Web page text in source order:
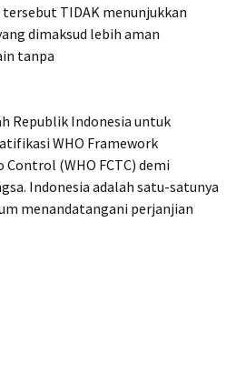
TIDAK menunjukkan
dimaksud lebih aman
tanpa
Republik Indonesia untuk
WHO Framework
(WHO FCTC) demi
Indonesia adalah satu-satunya
menandatangani perjanjian